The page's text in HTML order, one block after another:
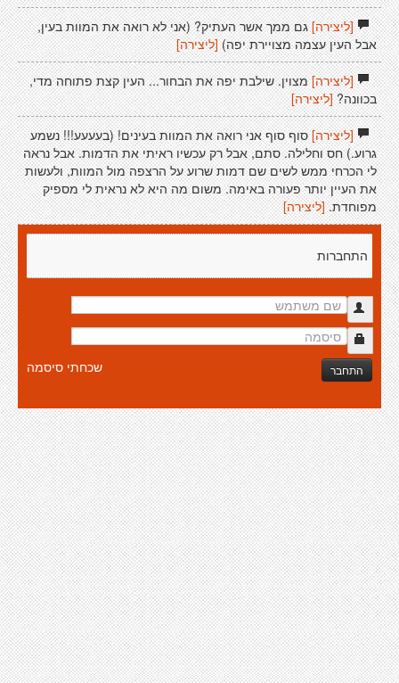
[ליצירה]גם ממך אשר העתיק? (אני לא רואה את המוות בעין,
אבל העין עצמה מצויירת יפה) [ליצירה]
[ליצירה]מצוין. שילבת יפה את הבחור... העין קצת פתוחה מדי,
בכוונה? [ליצירה]
[ליצירה]סוף סוף אני רואה את המוות בעינים! (בעעעע!!! נשמע
גרוע.) חס וחלילה. סתם, אבל רק עכשיו ראיתי את הדמות. אבל נראה
לי הכרחי ממש לשים שם דמות שרוע על הרצפה מול המוות, ולעשות
את העיין יותר פעורה באימה. משום מה היא לא נראית לי מספיק
מפוחדת. [ליצירה]
התחברות
התחבר שכחתי סיסמה